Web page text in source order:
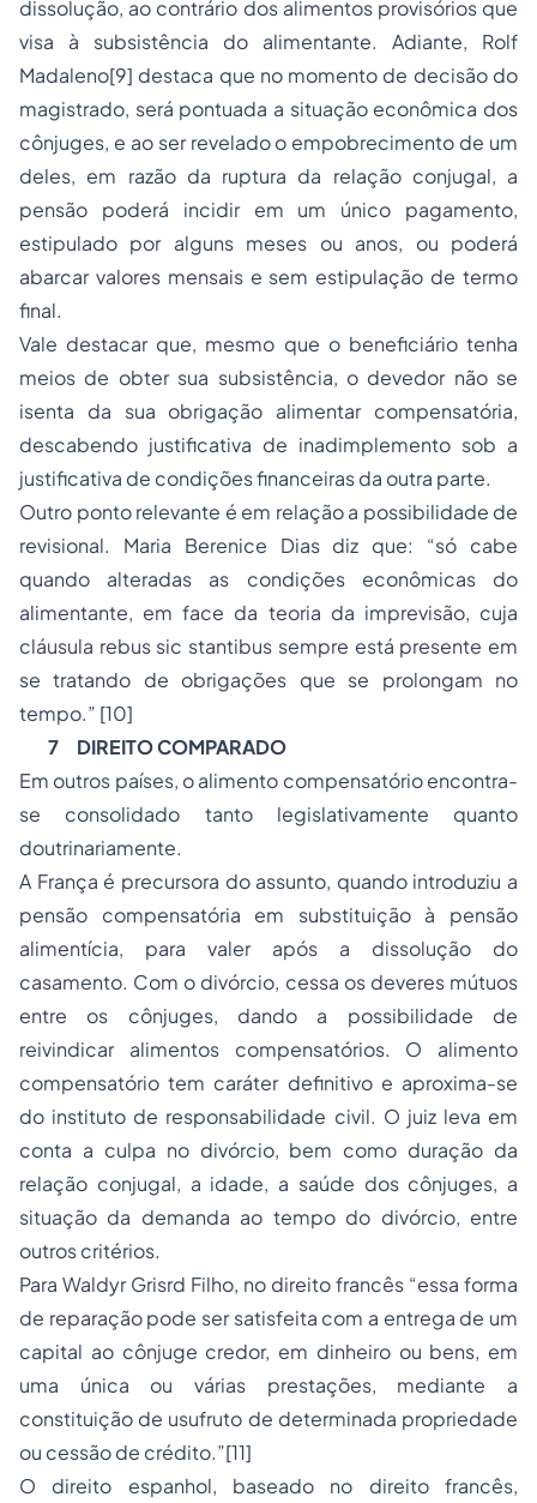
dissolução, ao contrário dos alimentos provisórios que
visa à subsistência do alimentante. Adiante, Rolf
Madaleno[9] destaca que no momento de decisão do
magistrado, será pontuada a situação econômica dos
cônjuges, e ao ser revelado o empobrecimento de um
deles, em razão da ruptura da relação conjugal, a
pensão poderá incidir em um único pagamento,
estipulado por alguns meses ou anos, ou poderá
abarcar valores mensais e sem estipulação de termo
final.
Vale destacar que, mesmo que o beneficiário tenha
meios de obter sua subsistência, o devedor não se
isenta da sua obrigação alimentar compensatória,
descabendo justificativa de inadimplemento sob a
justificativa de condições financeiras da outra parte.
Outro ponto relevante é em relação a possibilidade de
revisional. Maria Berenice Dias diz que: “só cabe
quando alteradas as condições econômicas do
alimentante, em face da teoria da imprevisão, cuja
cláusula rebus sic stantibus sempre está presente em
se tratando de obrigações que se prolongam no
tempo.” [10]
7 DIREITO COMPARADO
Em outros países, o alimento compensatório encontra-
se consolidado tanto legislativamente quanto
doutrinariamente.
A França é precursora do assunto, quando introduziu a
pensão compensatória em substituição à pensão
alimentícia, para valer após a dissolução do
casamento. Com o divórcio, cessa os deveres mútuos
entre os cônjuges, dando a possibilidade de
reivindicar alimentos compensatórios. O alimento
compensatório tem caráter definitivo e aproxima-se
do instituto de responsabilidade civil. O juiz leva em
conta a culpa no divórcio, bem como duração da
relação conjugal, a idade, a saúde dos cônjuges, a
situação da demanda ao tempo do divórcio, entre
outros critérios.
Para Waldyr Grisrd Filho, no direito francês “essa forma
de reparação pode ser satisfeita com a entrega de um
capital ao cônjuge credor, em dinheiro ou bens, em
uma única ou várias prestações, mediante a
constituição de usufruto de determinada propriedade
ou cessão de crédito.”[11]
O direito espanhol, baseado no direito francês,